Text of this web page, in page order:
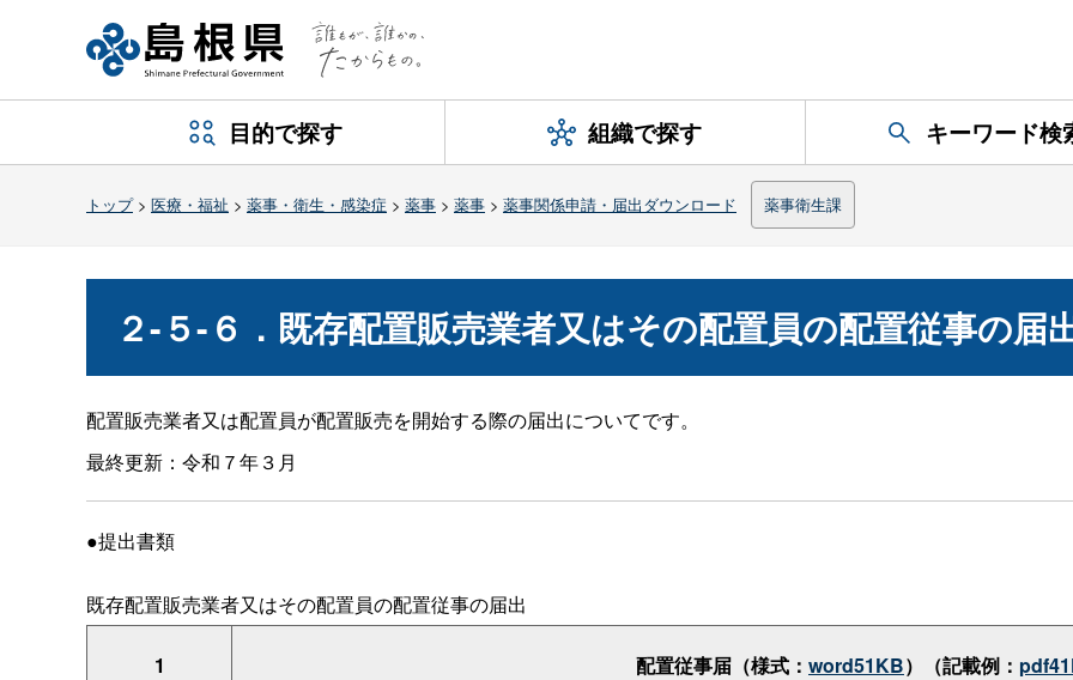
目的で探す 組織で探す キーワード検
トップ> 医療・福祉 > 薬事・衛生・感染症 > 薬事 > 薬事 > 薬事関係申請・届出ダウンロード 薬事衛生課
２-５-６．既存配置販売業者又はその配置員の配置従事の届
配置販売業者又は配置員が配置販売を開始する際の届出についてです。
最終更新：令和７年３月
●提出書類
既存配置販売業者又はその配置員の配置従事の届出
1 配置従事届（様式： word51KB）（記載例：